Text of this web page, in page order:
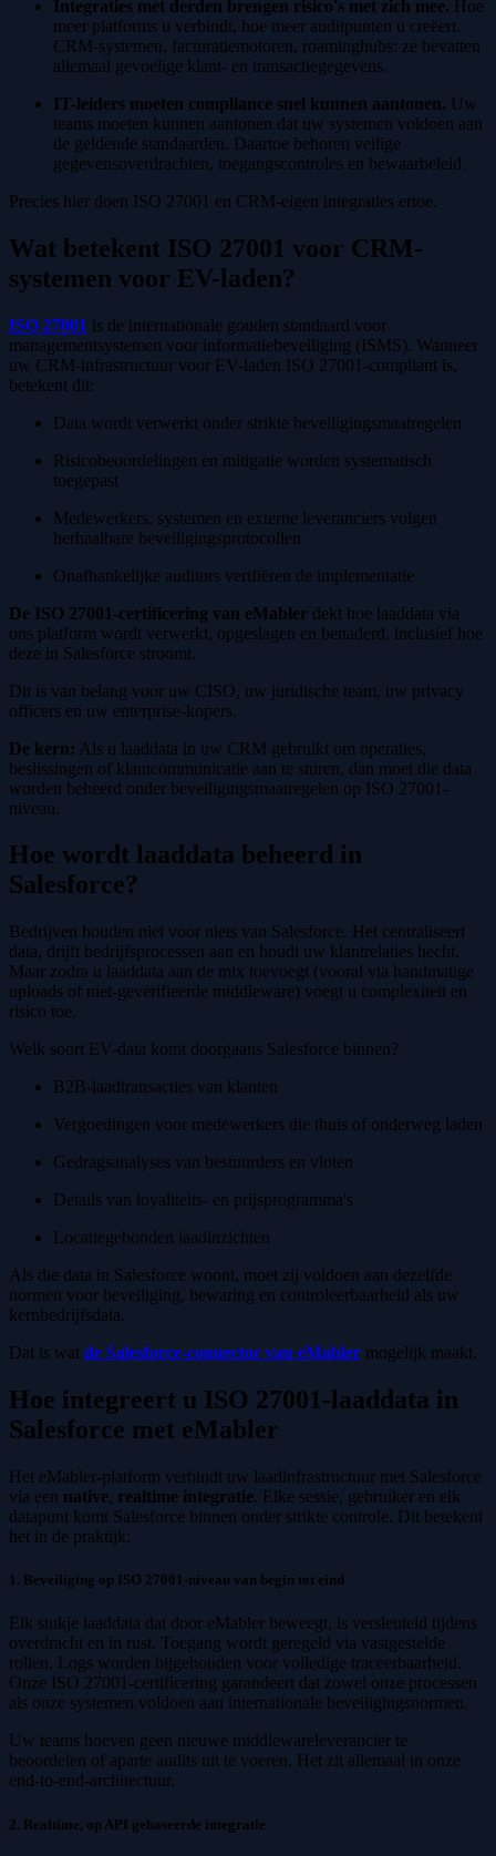
Integraties met derden brengen risico's met zich mee. Hoe
meer platforms u verbindt, hoe meer auditpunten u creëert.
CRM-systemen, facturatiemotoren, roaminghubs: ze bevatten
allemaal gevoelige klant- en transactiegegevens.
IT-leiders moeten compliance snel kunnen aantonen. Uw
teams moeten kunnen aantonen dat uw systemen voldoen aan
de geldende standaarden. Daartoe behoren veilige
gegevensoverdrachten, toegangscontroles en bewaarbeleid.
Precies hier doen ISO 27001 en CRM-eigen integraties ertoe.
Wat betekent ISO 27001 voor CRM-
systemen voor EV-laden?
ISO 27001 is de internationale gouden standaard voor
managementsystemen voor informatiebeveiliging (ISMS). Wanneer
uw CRM-infrastructuur voor EV-laden ISO 27001-compliant is,
betekent dit:
Data wordt verwerkt onder strikte beveiligingsmaatregelen
Risicobeoordelingen en mitigatie worden systematisch
toegepast
Medewerkers, systemen en externe leveranciers volgen
herhaalbare beveiligingsprotocollen
Onafhankelijke auditors verifiëren de implementatie
De ISO 27001-certificering van eMabler dekt hoe laaddata via
ons platform wordt verwerkt, opgeslagen en benaderd, inclusief hoe
deze in Salesforce stroomt.
Dit is van belang voor uw CISO, uw juridische team, uw privacy
officers en uw enterprise-kopers.
De kern: Als u laaddata in uw CRM gebruikt om operaties,
beslissingen of klantcommunicatie aan te sturen, dan moet die data
worden beheerd onder beveiligingsmaatregelen op ISO 27001-
niveau.
Hoe wordt laaddata beheerd in
Salesforce?
Bedrijven houden niet voor niets van Salesforce. Het centraliseert
data, drijft bedrijfsprocessen aan en houdt uw klantrelaties hecht.
Maar zodra u laaddata aan de mix toevoegt (vooral via handmatige
uploads of niet-geverifieerde middleware) voegt u complexiteit en
risico toe.
Welk soort EV-data komt doorgaans Salesforce binnen?
B2B-laadtransacties van klanten
Vergoedingen voor medewerkers die thuis of onderweg laden
Gedragsanalyses van bestuurders en vloten
Details van loyaliteits- en prijsprogramma's
Locatiegebonden laadinzichten
Als die data in Salesforce woont, moet zij voldoen aan dezelfde
normen voor beveiliging, bewaring en controleerbaarheid als uw
kernbedrijfsdata.
Dat is wat de Salesforce-connector van eMabler mogelijk maakt.
Hoe integreert u ISO 27001-laaddata in
Salesforce met eMabler
Het eMabler-platform verbindt uw laadinfrastructuur met Salesforce
via een native, realtime integratie. Elke sessie, gebruiker en elk
datapunt komt Salesforce binnen onder strikte controle. Dit betekent
het in de praktijk:
1. Beveiliging op ISO 27001-niveau van begin tot eind
Elk stukje laaddata dat door eMabler beweegt, is versleuteld tijdens
overdracht en in rust. Toegang wordt geregeld via vastgestelde
rollen. Logs worden bijgehouden voor volledige traceerbaarheid.
Onze ISO 27001-certificering garandeert dat zowel onze processen
als onze systemen voldoen aan internationale beveiligingsnormen.
Uw teams hoeven geen nieuwe middlewareleverancier te
beoordelen of aparte audits uit te voeren. Het zit allemaal in onze
end-to-end-architectuur.
2. Realtime, op API gebaseerde integratie